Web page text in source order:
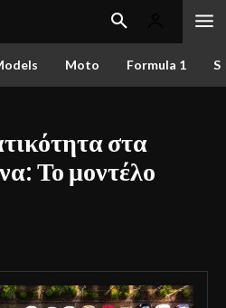
Moto Formula 1
στα
Το μοντέλο